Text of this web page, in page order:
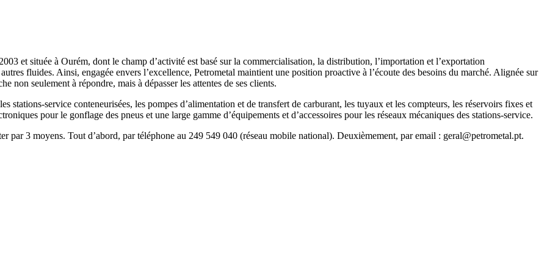
et située à Ourém, dont le champ d’activité est basé sur la commercialisation, la distribution, l’importation et l’exportation
fluides. Ainsi, engagée envers l’excellence, Petrometal maintient une position proactive à l’écoute des besoins du marché. Alignée sur
non seulement à répondre, mais à dépasser les attentes de ses clients.
stations-service conteneurisées, les pompes d’alimentation et de transfert de carburant, les tuyaux et les compteurs, les réservoirs fixes et
pour le gonflage des pneus et une large gamme d’équipements et d’accessoires pour les réseaux mécaniques des stations-service.
par 3 moyens. Tout d’abord, par téléphone au 249 549 040 (réseau mobile national). Deuxièmement, par email : geral@petrometal.pt.